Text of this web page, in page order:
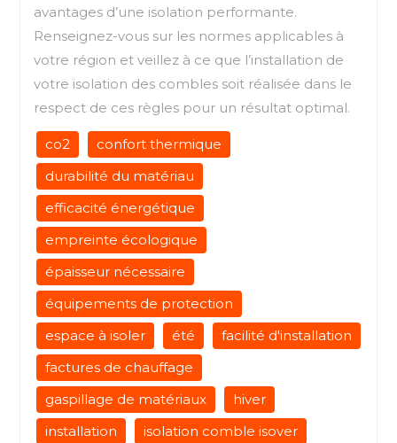
avantages d’une isolation performante.
Renseignez-vous sur les normes applicables à
votre région et veillez à ce que l’installation de
votre isolation des combles soit réalisée dans le
respect de ces règles pour un résultat optimal.
co2
confort thermique
durabilité du matériau
efficacité énergétique
empreinte écologique
épaisseur nécessaire
équipements de protection
espace à isoler
été
facilité d'installation
factures de chauffage
gaspillage de matériaux
hiver
installation
isolation comble isover